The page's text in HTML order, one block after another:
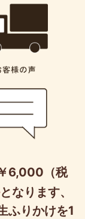
6,000（税
となります、
ふりかけを1